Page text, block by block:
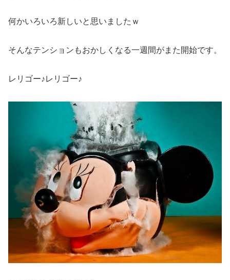
何かいろいろ新しいと思いましたｗ
そんなテンションもおかしくなる一週間がまた開始です。
レリゴー♪レリゴー♪